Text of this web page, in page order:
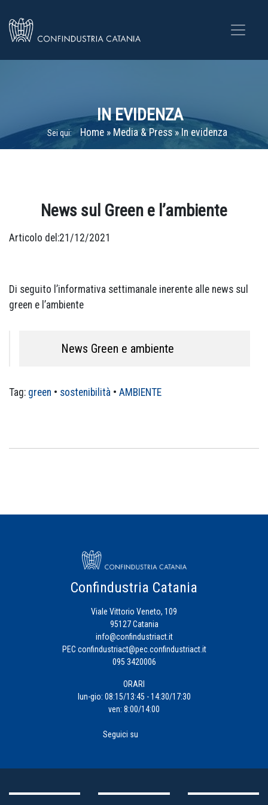
IN EVIDENZA
Sei qui: Home» Media & Press»In evidenza
News sul Green e l’ambiente
Articolo del:21/12/2021
Di seguito l’informativa settimanale inerente alle news sul
green e l’ambiente
News Green e ambiente
Tag: green • sostenibilità • AMBIENTE
Confindustria Catania
Viale Vittorio Veneto, 109
95127 Catania
info@confindustriact.it
PEC confindustriact@pec.confindustriact.it
095 3420006
ORARI
lun-gio: 08:15/13:45 - 14:30/17:30
ven: 8:00/14:00
Seguici su